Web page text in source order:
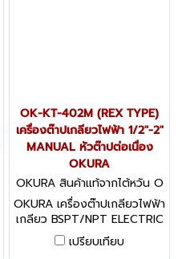
OK-KT-402M (REX TYPE)
เครื่องต๊าปเกลียวไฟฟ้า 1/2"-2"
MANUAL หัวต๊าปต่อเนื่อง
OKURA
OKURA สินค้าแท้จากไต้หวัน O
K-KT-402M (REX TYPE)
OKURA เครื่องต๊าปเกลียวไฟฟ้า
เกลียว BSPT/NPT ELECTRIC
THREADING MACHINE อะไหล่
พร้อม
เปรียบเทียบ